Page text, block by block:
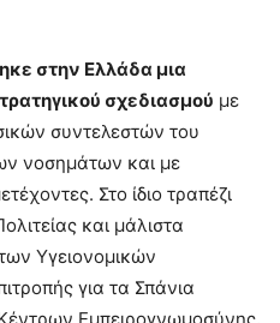
στην Ελλάδα μια
σχεδιασμού με
συντελεστών του
νοσημάτων και με
Στο ίδιο τραπέζι
και μάλιστα
Υγειονομικών
για τα Σπάνια
Εμπειρογνωμοσύνης,